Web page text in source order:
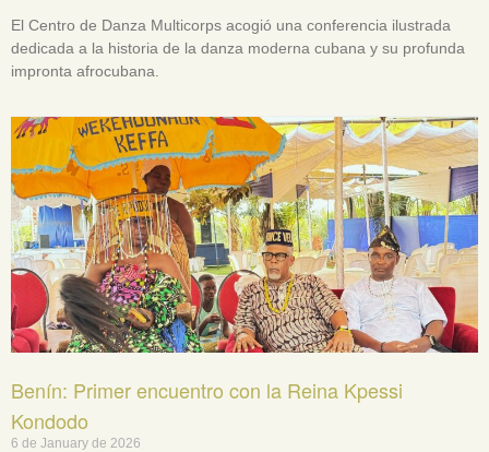
El Centro de Danza Multicorps acogió una conferencia ilustrada
dedicada a la historia de la danza moderna cubana y su profunda
impronta afrocubana.
Benín: Primer encuentro con la Reina Kpessi
Kondodo
6 de January de 2026